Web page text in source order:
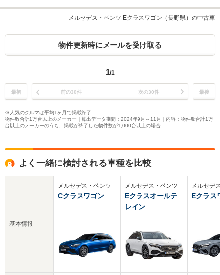
メルセデス・ベンツ Eクラスワゴン（長野県）の中古車
物件更新時にメールを受け取る
1/1
最初 前の30件 次の30件 最後
※人気のクルマは平均1ヶ月で掲載終了
物件数合計1万台以上のメーカー｜算出データ期間：2024年9月～11月｜内容：物件数合計1万
台以上のメーカーのうち、掲載が終了した物件数が1,000台以上の場合
よく一緒に検討される車種を比較
基本情報
メルセデス・ベンツ
Cクラスワゴン
メルセデス・ベンツ
Eクラスオールテ
レイン
メルセデ
Eクラス